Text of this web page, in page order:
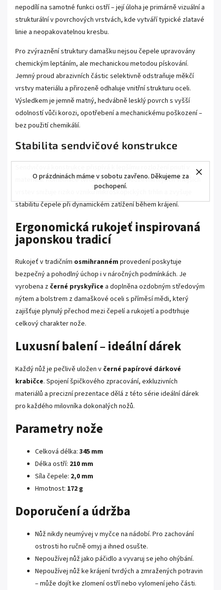
O prázdninách máme v sobotu zavřeno. Děkujeme za
pochopení.
nepodílí na samotné funkci ostří – její úloha je primárně vizuální a
strukturální v povrchových vrstvách, kde vytváří typické zlatavé
linie a neopakovatelnou kresbu.
Pro zvýraznění struktury damašku nejsou čepele upravovány
chemickým leptáním, ale mechanickou metodou pískování.
Jemný proud abrazivních částic selektivně odstraňuje měkčí
vrstvy materiálu a přirozeně odhaluje vnitřní strukturu oceli.
Výsledkem je jemně matný, hedvábně lesklý povrch s vyšší
odolností vůči korozi, opotřebení a mechanickému poškození –
bez použití chemikálií.
Stabilita sendvičové konstrukce
materiálu. Kombinace tvrdého jádra a houževnatějších vnějších
vrstev snižuje riziko vzniku mikroskopických trhlin a zvyšuje
stabilitu čepele při dynamickém zatížení během krájení.
Ergonomická rukojeť inspirovaná
japonskou tradicí
Rukojeť v tradičním osmihranném provedení poskytuje
bezpečný a pohodlný úchop i v náročných podmínkách. Je
vyrobena z černé pryskyřice a doplněna ozdobným středovým
nýtem a bolstrem z damaškové oceli s příměsí mědi, který
zajišťuje plynulý přechod mezi čepelí a rukojetí a podtrhuje
celkový charakter nože.
Luxusní balení – ideální dárek
Každý nůž je pečlivě uložen v černé papírové dárkové
krabičce. Spojení špičkového zpracování, exkluzivních
materiálů a precizní prezentace dělá z této série ideální dárek
pro každého milovníka dokonalých nožů.
Parametry nože
Celková délka: 345 mm
Délka ostří: 210 mm
Síla čepele: 2,0 mm
Hmotnost: 172 g
Doporučení a údržba
Nůž nikdy neumývej v myčce na nádobí. Pro zachování
ostrosti ho ručně omyj a ihned osušte.
Nepoužívej nůž jako páčidlo a vyvaruj se jeho ohýbání.
Nepoužívej nůž ke krájení tvrdých a zmražených potravin
– může dojít ke zlomení ostří nebo vylomení jeho části.